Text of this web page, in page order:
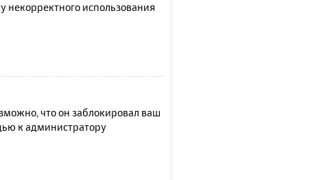
некорректного использования
что он заблокировал ваш
к администратору